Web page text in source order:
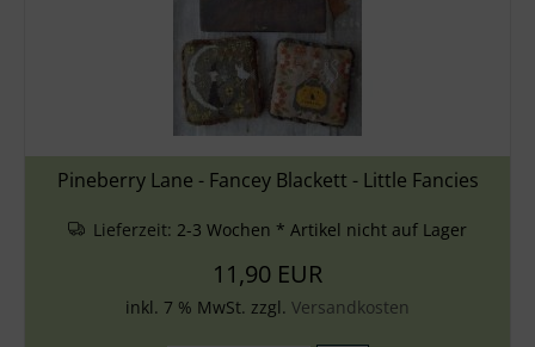
Pineberry Lane - Fancey Blackett - Little Fancies
Lieferzeit: 2-3 Wochen * Artikel nicht auf Lager
11,90 EUR
inkl. 7 % MwSt. zzgl. Versandkosten